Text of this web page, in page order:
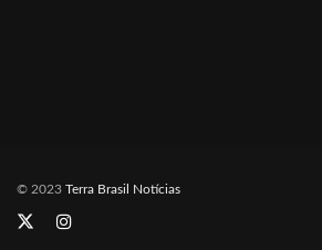
© 2023 Terra Brasil Notícias